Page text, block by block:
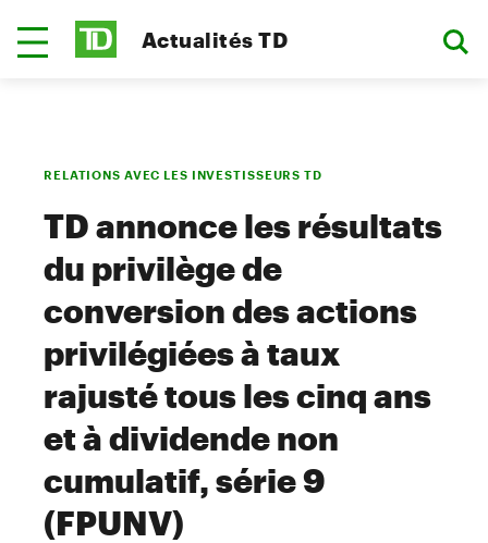
Actualités TD
RELATIONS AVEC LES INVESTISSEURS TD
TD annonce les résultats
du privilège de
conversion des actions
privilégiées à taux
rajusté tous les cinq ans
et à dividende non
cumulatif, série 9
(FPUNV)